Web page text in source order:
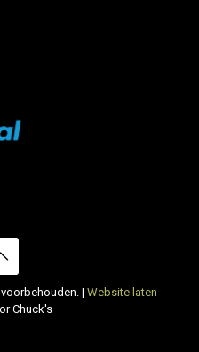
| Website laten
Chuck's